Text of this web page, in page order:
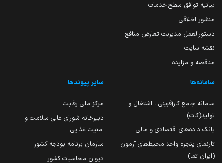
بیانیه توافق سطح خدمات
منشور اخلاقی
دستورالعمل مدیریت تعارض منافع
نقشه سایت
مناقصه و مزایده
سامانه‌ها
سامانه جامع کارآفرینی ، اشتغال و
تولید(کات)
بانک داده‌های اقتصادی و مالی
تارنمای پنجره واحد محیط‌های آزمون
(ایران تما)
سایر پیوندها
مرکز ملی رقابت
دبیرخانه شورای عالی سلامت و
امنیت غذایی
سازمان برنامه بودجه کشور
دیوان محاسبات کشور